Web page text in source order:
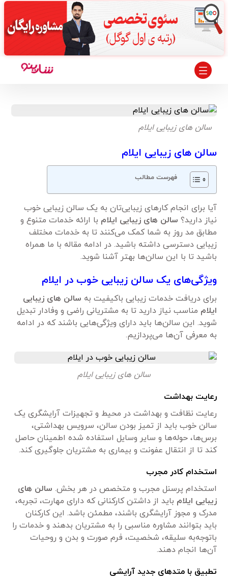
سالن های زیبایی ایلام
سالن های زیبایی ایلام
فهرست مطالب
آیا برای انجام کارهای زیبایی‌تان به یک سالن زیبایی خوب
نیاز دارید؟ سالن های زیبایی ایلام با ارائه خدمات متنوع و
مطابق مد روز به شما کمک می‌کنند تا به خدمات مختلف
زیبایی دسترسی داشته باشید. در ادامه مقاله با ما همراه
باشید تا با این سالن‌ها بهتر آشنا شوید.
ویژگی‌های یک سالن زیبایی خوب در ایلام
برای دریافت خدمات زیبایی باکیفیت به سالن های زیبایی
ایلام مناسب نیاز دارید تا به مشتریانی راضی و وفادار تبدیل
شوید. این سالن‌ها باید دارای ویژگی‌هایی باشند که در ادامه
به معرفی آن‌ها می‌پردازیم.
سالن های زیبایی ایلام
رعایت بهداشت
رعایت نظافت و بهداشت در محیط و تجهیزات آرایشگری یک
سالن خوب باید از تمیز بودن سالن، سرویس بهداشتی،
برس‌ها، حوله‌ها و سایر وسایل استفاده شده اطمینان حاصل
کند تا از انتقال عفونت و بیماری به مشتریان جلوگیری کند.
استخدام کادر مجرب
استخدام پرسنل مجرب و متخصص در هر بخش. سالن های
زیبایی ایلام باید از داشتن کارکنانی که دارای مهارت، تجربه،
مدرک و مجوز آرایشگری باشند، مطمئن باشد. این کارکنان
باید بتوانند مشاوره مناسبی را به مشتریان بدهند و خدمات را
باتوجه‌به سلیقه، شخصیت، فرم صورت و بدن و روحیات
آن‌ها انجام دهند.
تطبیق با متدهای جدید آرایشی